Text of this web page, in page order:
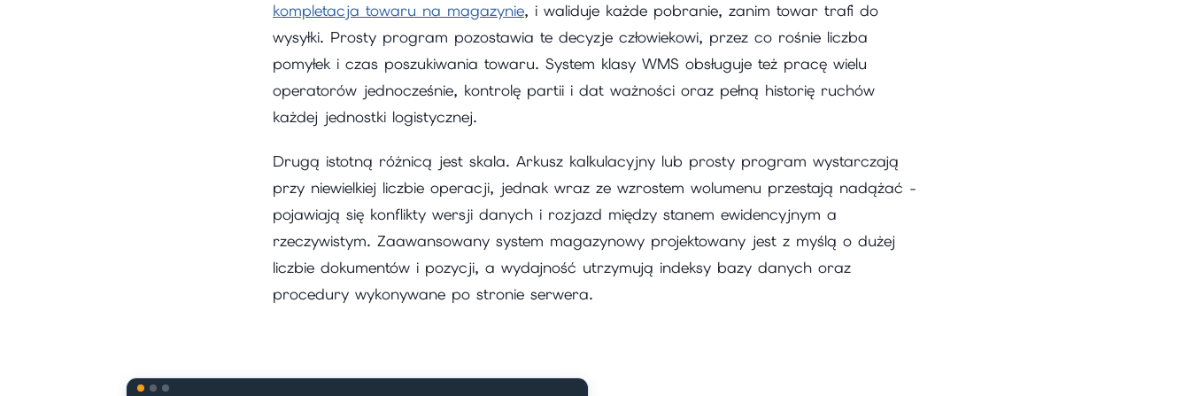
kompletacja towaru na magazynie, i waliduje każde pobranie, zanim towar trafi do
wysyłki. Prosty program pozostawia te decyzje człowiekowi, przez co rośnie liczba
pomyłek i czas poszukiwania towaru. System klasy WMS obsługuje też pracę wielu
operatorów jednocześnie, kontrolę partii i dat ważności oraz pełną historię ruchów
każdej jednostki logistycznej.
Drugą istotną różnicą jest skala. Arkusz kalkulacyjny lub prosty program wystarczają
przy niewielkiej liczbie operacji, jednak wraz ze wzrostem wolumenu przestają nadążać -
pojawiają się konflikty wersji danych i rozjazd między stanem ewidencyjnym a
rzeczywistym. Zaawansowany system magazynowy projektowany jest z myślą o dużej
liczbie dokumentów i pozycji, a wydajność utrzymują indeksy bazy danych oraz
procedury wykonywane po stronie serwera.